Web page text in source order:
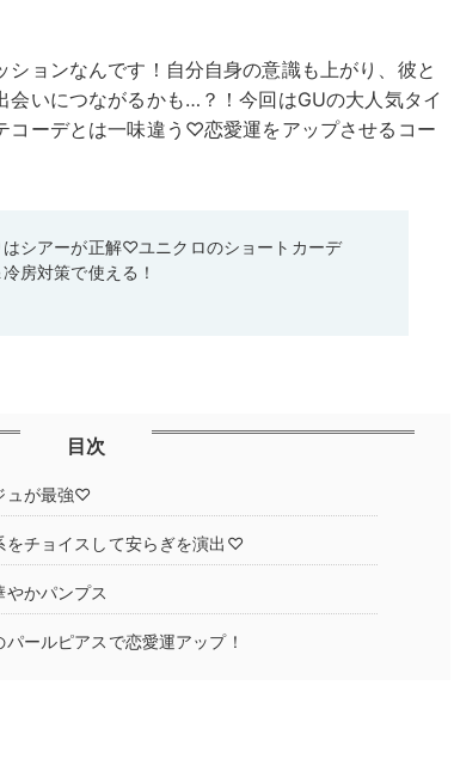
ョンなんです！自分自身の意識も上がり、彼と
会いにつながるかも…？！今回はGUの大人気タイ
コーデとは一味違う♡恋愛運をアップさせるコー
はシアーが正解♡ユニクロのショートカーデ
房対策で使える！
目次
ュが最強♡
をチョイスして安らぎを演出♡
やかパンプス
ールピアスで恋愛運アップ！